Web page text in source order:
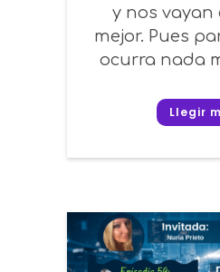
y nos vayan
mejor. Pues
ocurra nada
Llegir